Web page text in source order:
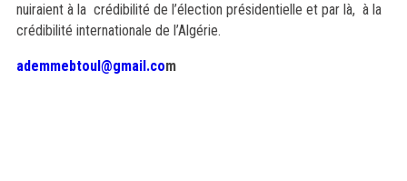
nuiraient à la crédibilité de l’élection présidentielle et par là, à la
crédibilité internationale de l’Algérie.
ademmebtoul@gmail.com